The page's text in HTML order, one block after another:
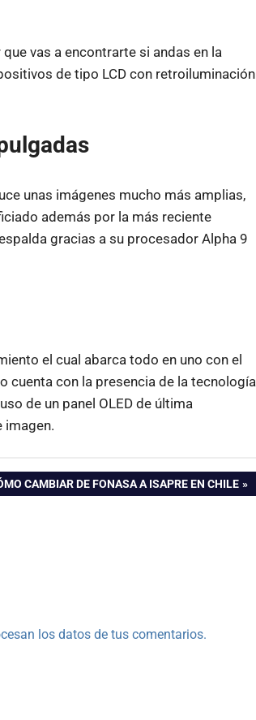
vas a encontrarte si andas en la
de tipo LCD con retroiluminación
unas imágenes mucho más amplias,
además por la más reciente
gracias a su procesador Alpha 9
el cual abarca todo en uno con el
cuenta con la presencia de la tecnología
de un panel OLED de última
imagen.
CAMBIAR DE FONASA A ISAPRE EN CHILE
los datos de tus comentarios.